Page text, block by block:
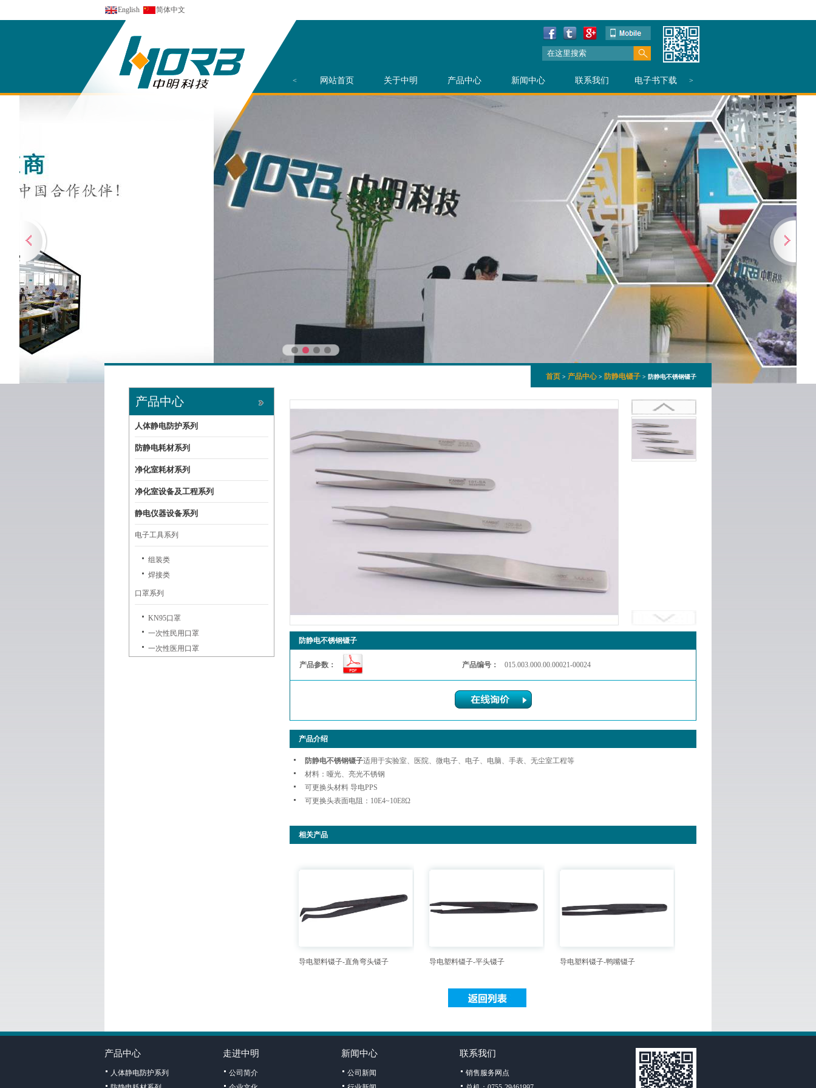
English 简体中文
< 网站首页 关于中明 产品中心 新闻中心 联系我们 电子书下载 >
首页 > 产品中心> 防静电镊子 > 防静电不锈钢镊子
产品中心
人体静电防护系列
防静电耗材系列
净化室耗材系列
净化室设备及工程系列
静电仪器设备系列
电子工具系列
组装类
焊接类
口罩系列
KN95口罩
一次性民用口罩
一次性医用口罩
防静电不锈钢镊子
产品参数： 产品编号： 015.003.000.00.00021-00024
产品介绍
防静电不锈钢镊子适用于实验室、医院、微电子、电子、电脑、手表、无尘室工程等
材料：哑光、亮光不锈钢
可更换头材料 导电PPS
可更换头表面电阻：10E4~10E8Ω
相关产品
导电塑料镊子-直角弯头镊子 导电塑料镊子-平头镊子 导电塑料镊子-鸭嘴镊子
产品中心
人体静电防护系列
走进中明
公司简介
新闻中心
公司新闻
联系我们
销售服务网点